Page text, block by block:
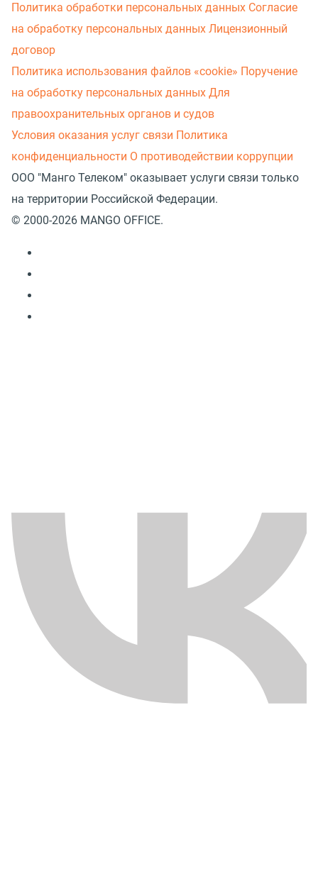
Политика обработки персональных данных Согласие
на обработку персональных данных Лицензионный
договор
Политика использования файлов «cookie» Поручение
на обработку персональных данных Для
правоохранительных органов и судов
Условия оказания услуг связи Политика
конфиденциальности О противодействии коррупции
ООО "Манго Телеком" оказывает услуги связи только
на территории Российской Федерации.
© 2000-2026 MANGO OFFICE.